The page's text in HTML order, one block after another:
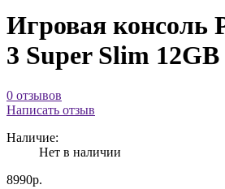
Игровая консоль
3 Super Slim
0 отзывов
Написать отзыв
Наличие:
Нет в наличии
8990р.